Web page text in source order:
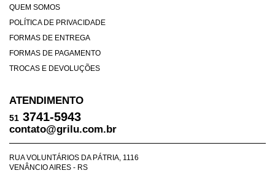
QUEM SOMOS
POLÍTICA DE PRIVACIDADE
FORMAS DE ENTREGA
FORMAS DE PAGAMENTO
TROCAS E DEVOLUÇÕES
ATENDIMENTO
51 3741-5943
contato@grilu.com.br
RUA VOLUNTÁRIOS DA PÁTRIA, 1116
VENÂNCIO AIRES - RS